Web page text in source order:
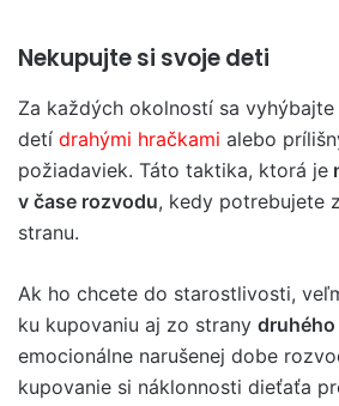
Nekupujte si svoje deti
Za každých okolností sa vyhýbajte
detí drahými hračkami alebo
požiadaviek. Táto taktika, ktorá je
v čase rozvodu, kedy potrebujete
stranu.
Ak ho chcete do starostlivosti,
ku kupovaniu aj zo strany
emocionálne narušenej dobe
kupovanie si náklonnosti dieťaťa